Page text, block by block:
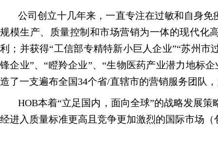
公司创立十几年来，一直专注在过敏和自身
规模生产、质量控制和市场营销为一体的现代化
利；并获得“工信部专精特新小巨人企业”“苏州
锋企业”、“瞪羚企业”、“生物医药产业潜力地标
造了一支遍布全国34个省/直辖市的营销服务团队
HOB本着“立足国内，面向全球”的战略发展
经进入质量标准更高且竞争更加激烈的国际市场